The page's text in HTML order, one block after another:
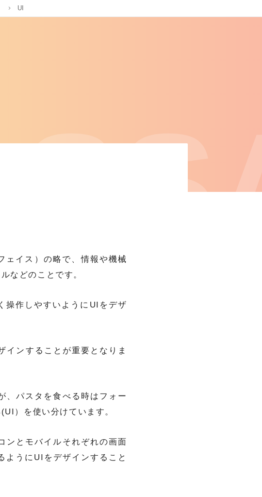
UI
イス）の略で、情報や機械
などのことです。
操作しやすいようにUIをデザ
インすることが重要となりま
、パスタを食べる時はフォー
）を使い分けています。
ンとモバイルそれぞれの画面
ようにUIをデザインすること